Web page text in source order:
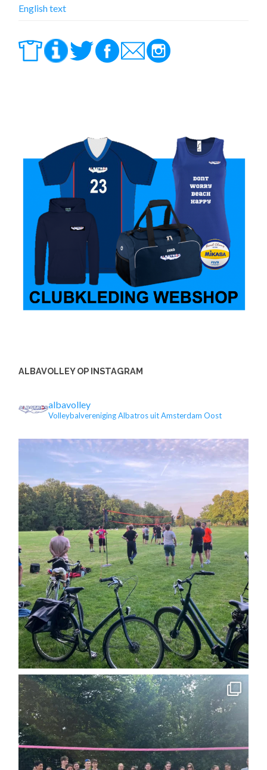
English text
ALBAVOLLEY OP INSTAGRAM
albavolley
Volleybalvereniging Albatros uit Amsterdam Oost